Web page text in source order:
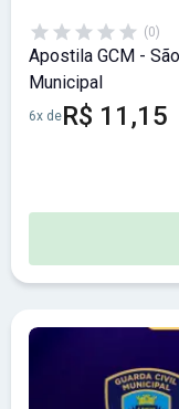
(0)
Apostila GCM -
Municipal
6x deR$ 11,15